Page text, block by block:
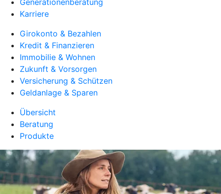
Generationenberatung
Karriere
Girokonto & Bezahlen
Kredit & Finanzieren
Immobilie & Wohnen
Zukunft & Vorsorgen
Versicherung & Schützen
Geldanlage & Sparen
Übersicht
Beratung
Produkte